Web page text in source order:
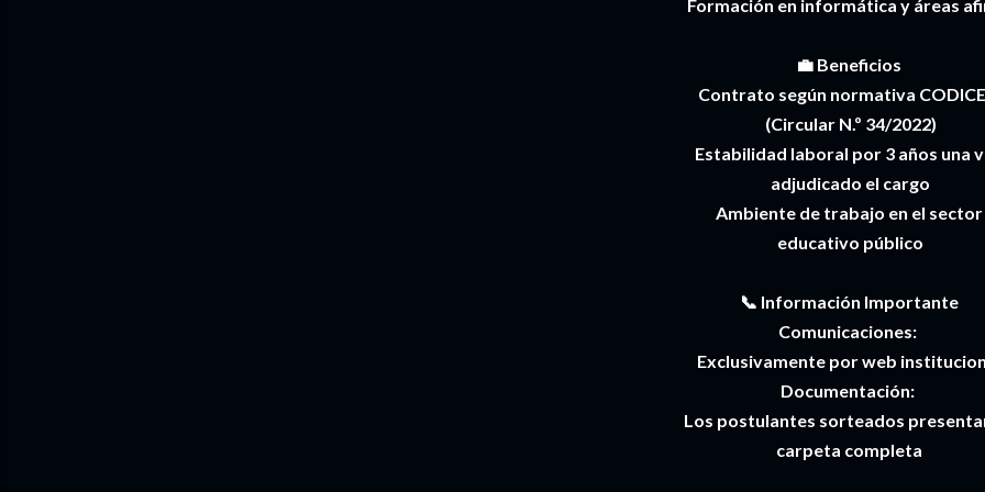
Formación en informática y áreas
💼 Beneficios
Contrato según normativa
(Circular N.º 34/2022)
Estabilidad laboral por 3 años una
adjudicado el cargo
Ambiente de trabajo en el sector
educativo público
📞 Información Importante
Comunicaciones:
Exclusivamente por web
Documentación:
Los postulantes sorteados
carpeta completa